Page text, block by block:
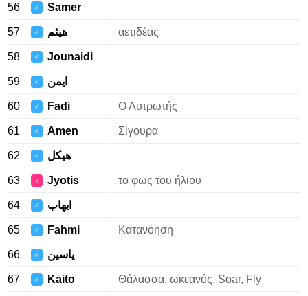
56 ♂ Samer
57 ♂ هيثم αετιδέας
58 ♂ Jounaidi
59 ♂ ايمن
60 ♂ Fadi Ο Λυτρωτής
61 ♂ Amen Σίγουρα
62 ♂ هيكل
63 ♀ Jyotis το φως του ήλιου
64 ♂ ايهاب
65 ♂ Fahmi Κατανόηση
66 ♂ ياسين
67 ♂ Kaito Θάλασσα, ωκεανός, Soar, Fly